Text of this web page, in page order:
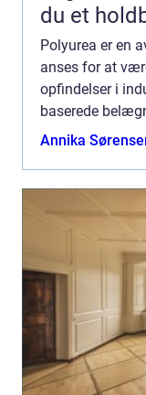
du et
Polyurea er en
anses for at
opfindelser i
baserede
anvendelser og
Annika